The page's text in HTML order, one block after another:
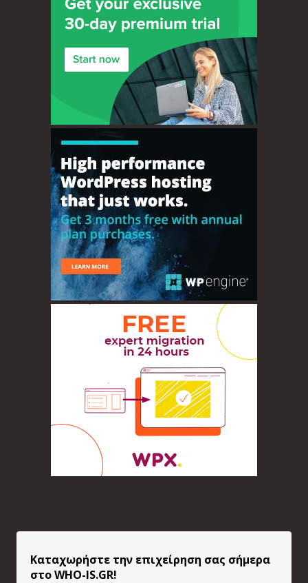
Καταχωρήστε την επιχείρηση σας σήμερα
στο WHO-IS.GR!